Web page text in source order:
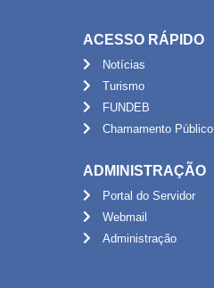
ACESSO RÁPIDO
Notícias
Turismo
FUNDEB
Chamamento Público
ADMINISTRAÇÃO
Portal do Servidor
Webmail
Administração